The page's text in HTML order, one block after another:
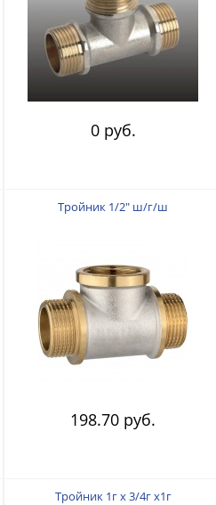
0 руб.
Тройник 1/2" ш/г/ш
198.70 руб.
Тройник 1г х 3/4г х1г